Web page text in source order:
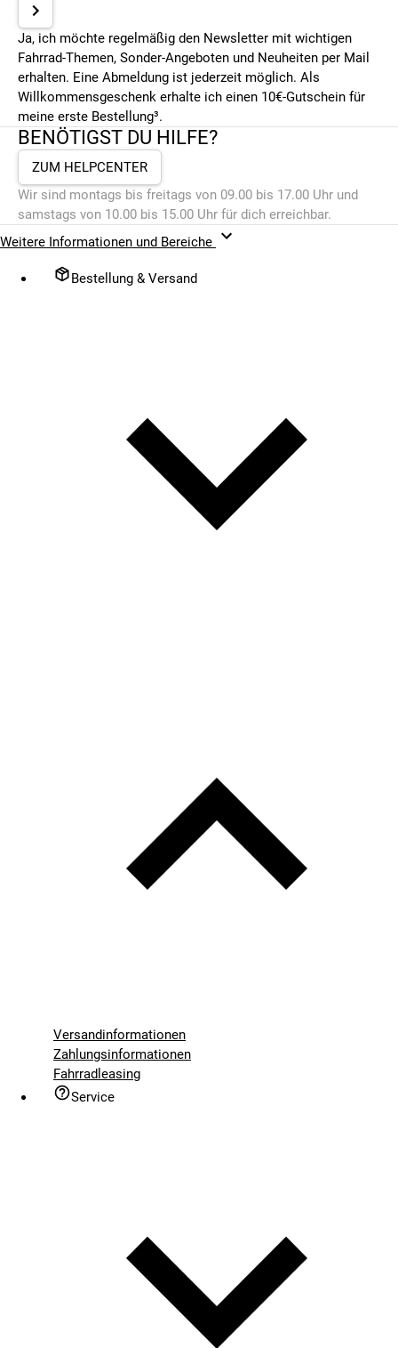
Ja, ich möchte regelmäßig den Newsletter mit wichtigen
Fahrrad-Themen, Sonder-Angeboten und Neuheiten per Mail
erhalten. Eine Abmeldung ist jederzeit möglich. Als
Willkommensgeschenk erhalte ich einen 10€-Gutschein für
meine erste Bestellung³.
BENÖTIGST DU HILFE?
ZUM HELPCENTER
Wir sind montags bis freitags von 09.00 bis 17.00 Uhr und
samstags von 10.00 bis 15.00 Uhr für dich erreichbar.
Weitere Informationen und Bereiche
Bestellung & Versand
Versandinformationen
Zahlungsinformationen
Fahrradleasing
Service